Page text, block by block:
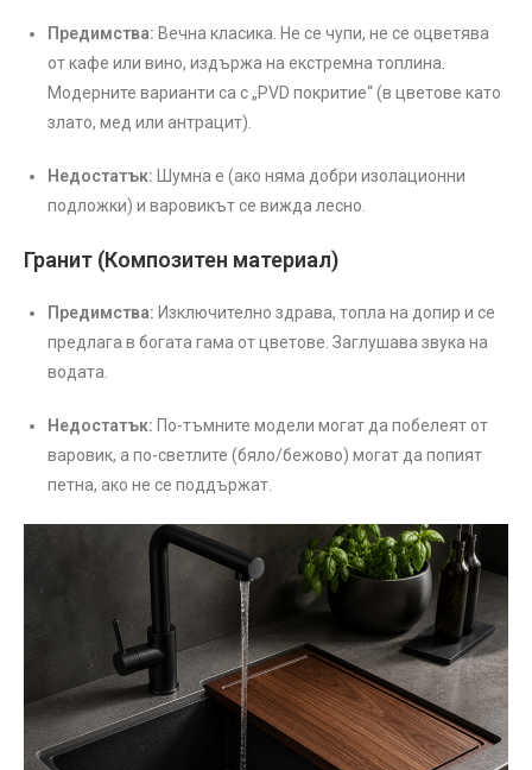
Предимства: Вечна класика. Не се чупи, не се оцветява
от кафе или вино, издържа на екстремна топлина.
Модерните варианти са с „PVD покритие“ (в цветове като
злато, мед или антрацит).
Недостатък: Шумна е (ако няма добри изолационни
подложки) и варовикът се вижда лесно.
Гранит (Композитен материал)
Предимства: Изключително здрава, топла на допир и се
предлага в богата гама от цветове. Заглушава звука на
водата.
Недостатък: По-тъмните модели могат да побелеят от
варовик, а по-светлите (бяло/бежово) могат да попият
петна, ако не се поддържат.